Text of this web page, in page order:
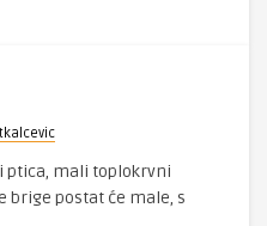
mali toplokrvni
brige postat će male, s